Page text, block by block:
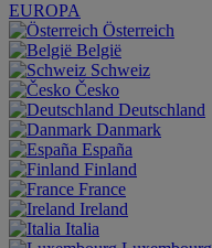
EUROPA
Österreich
België
Schweiz
Česko
Deutschland
Danmark
España
Finland
France
Ireland
Italia